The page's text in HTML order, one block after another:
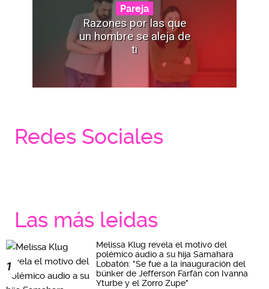
Pareja
Razones por las que
un hombre se aleja de
ti
Redes Sociales
Las más leidas
1
Melissa Klug revela el motivo del
polémico audio a su hija Samahara
Lobatón: "Se fue a la inauguración del
búnker de Jefferson Farfán con Ivanna
Yturbe y el Zorro Zupe"